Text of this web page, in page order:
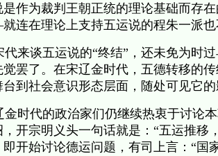
作为裁判王朝正统的理论基础而存
连在理论上支持五运说的程朱一派
代来谈五运说的“终结”，还未免为时
罢了。在宋辽金时代，五德转移的
到社会意识形态层面，随处可见它
金时代的政治家们仍继续热衷于讨论
开宗明义头一句话就是：“五运推移
开始讨论德运问题，有司上言：“